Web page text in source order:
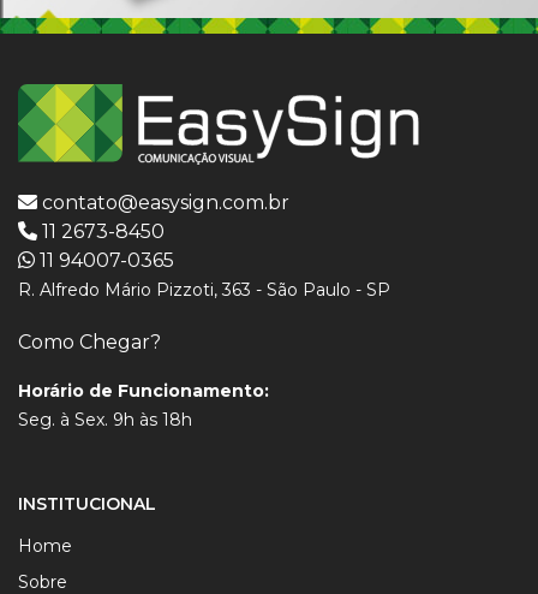
contato@easysign.com.br
11 2673-8450
11 94007-0365
R. Alfredo Mário Pizzoti, 363 - São Paulo - SP
Como Chegar?
Horário de Funcionamento:
Seg. à Sex. 9h às 18h
INSTITUCIONAL
Home
Sobre